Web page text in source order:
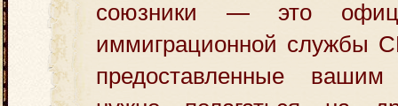
союзники — это
иммиграционной службы
предоставленные